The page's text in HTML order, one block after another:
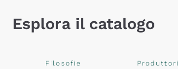
Esplora il catalogo
Filosofie